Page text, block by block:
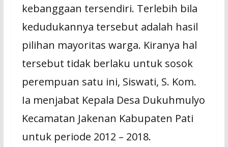
kebanggaan tersendiri. Terlebih bila
kedudukannya tersebut adalah hasil
pilihan mayoritas warga. Kiranya hal
tersebut tidak berlaku untuk sosok
perempuan satu ini, Siswati, S. Kom.
Ia menjabat Kepala Desa Dukuhmulyo
Kecamatan Jakenan Kabupaten Pati
untuk periode 2012 – 2018.